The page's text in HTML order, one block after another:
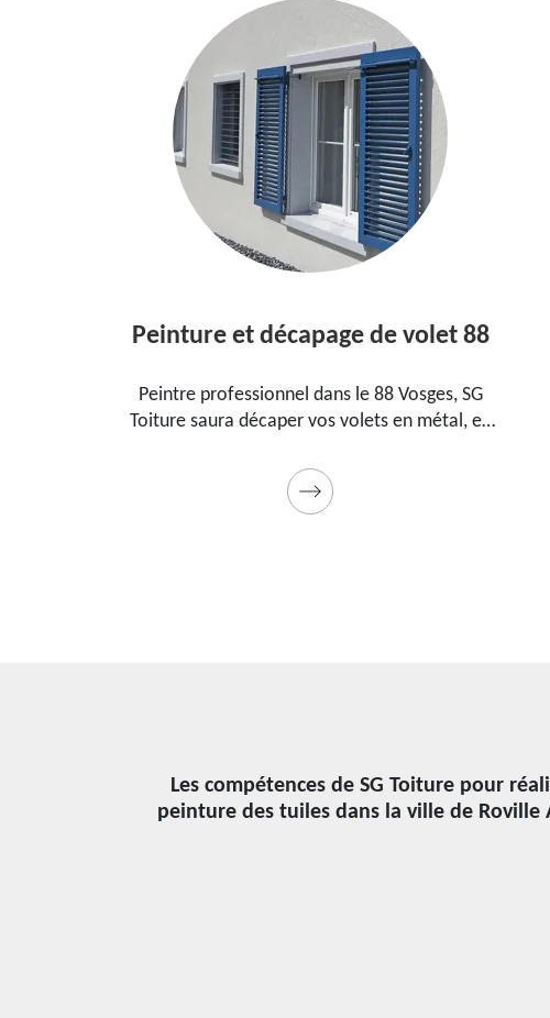
Peinture et décapage de volet 88
Peintre professionnel dans le 88 Vosges, SG
Toiture saura décaper vos volets en métal, en
Utilise des produits et des peintures de qualité.
Devis détaillé offert
Les compétences de SG Toiture pour
peinture des tuiles dans la ville de Roville